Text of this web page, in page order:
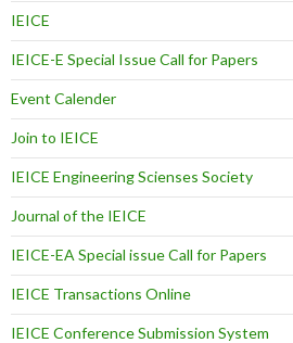
IEICE
IEICE-E Special Issue Call for Papers
Event Calender
Join to IEICE
IEICE Engineering Scienses Society
Journal of the IEICE
IEICE-EA Special issue Call for Papers
IEICE Transactions Online
IEICE Conference Submission System